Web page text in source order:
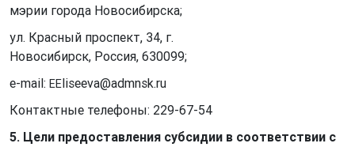
мэрии города Новосибирска;
ул. Красный проспект, 34, г.
Новосибирск, Россия, 630099;
e-mail: EEliseeva@admnsk.ru
Контактные телефоны: 229-67-54
5. Цели предоставления субсидии в соответствии с